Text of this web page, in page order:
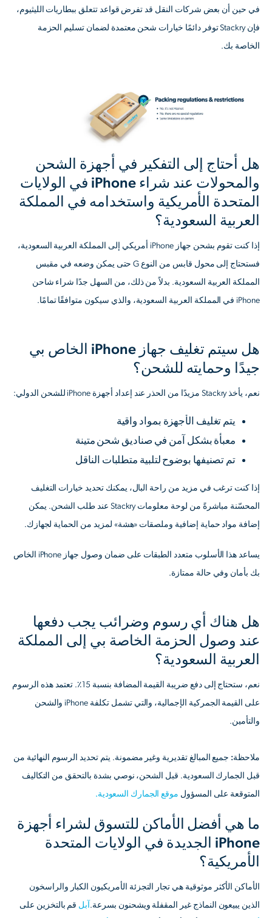
في حين أن بعض شركات النقل قد تفرض قواعد تتعلق ببطاريات الليثيوم،
فإن Stackry توفر دائمًا خيارات شحن معتمدة لضمان تسليم الحزمة
الخاصة بك.
هل أحتاج إلى التفكير في أجهزة الشحن
والمحولات عند شراء iPhone في الولايات
المتحدة الأمريكية واستخدامه في المملكة
العربية السعودية؟
إذا كنت تقوم بشحن جهاز iPhone أمريكي إلى المملكة العربية السعودية،
فستحتاج إلى محول قابس من النوع G حتى يمكن وضعه في مقبس
المملكة العربية السعودية. بدلاً من ذلك، من السهل جدًا شراء شاحن
iPhone في المملكة العربية السعودية، والذي سيكون متوافقًا تمامًا.
هل سيتم تغليف جهاز iPhone الخاص بي
جيدًا وحمايته للشحن؟
نعم، يأخذ Stackry مزيدًا من الحذر عند إعداد أجهزة iPhone للشحن الدولي:
يتم تغليف الأجهزة بمواد واقية
معبأة بشكل آمن في صناديق شحن متينة
تم تصنيفها بوضوح لتلبية متطلبات الناقل
إذا كنت ترغب في مزيد من راحة البال، يمكنك تحديد خيارات التغليف
المحسّنة مباشرةً من لوحة معلومات Stackry عند طلب الشحن. يمكن
إضافة مواد حماية إضافية وملصقات «هشة» لمزيد من الحماية لجهازك.
يساعد هذا الأسلوب متعدد الطبقات على ضمان وصول جهاز iPhone الخاص
بك بأمان وفي حالة ممتازة.
هل هناك أي رسوم وضرائب يجب دفعها
عند وصول الحزمة الخاصة بي إلى المملكة
العربية السعودية؟
نعم، ستحتاج إلى دفع ضريبة القيمة المضافة بنسبة 15٪. تعتمد هذه الرسوم
على القيمة الجمركية الإجمالية، والتي تشمل تكلفة iPhone والشحن
والتأمين.
ملاحظة: جميع المبالغ تقديرية وغير مضمونة. يتم تحديد الرسوم النهائية من
قبل الجمارك السعودية. قبل الشحن، نوصي بشدة بالتحقق من التكاليف
المتوقعة على المسؤول موقع الجمارك السعودية.
ما هي أفضل الأماكن للتسوق لشراء أجهزة
iPhone الجديدة في الولايات المتحدة
الأمريكية؟
الأماكن الأكثر موثوقية هي تجار التجزئة الأمريكيون الكبار والراسخون
الذين يبيعون النماذج غير المقفلة ويشحنون بسرعة. آبل قم بالتخزين على